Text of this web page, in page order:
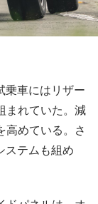
乗車にはリザー
まれていた。減
高めている。さ
ステムも組め